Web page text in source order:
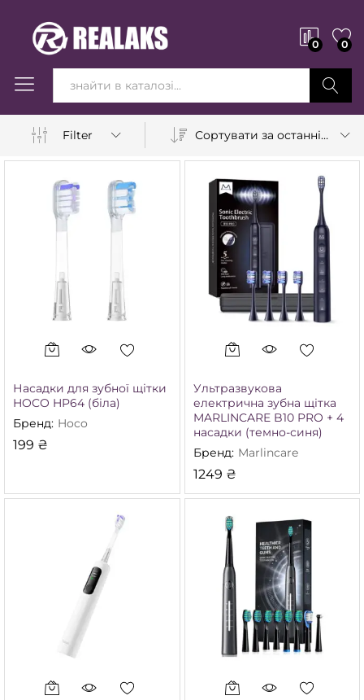
0 0
Вперед!
Filter
Сортувати за останніми
Насадки для зубної щітки
HOCO HP64 (біла)
Бренд: Hoco
199 ₴
Ультразвукова
електрична зубна щітка
MARLINCARE B10 PRO + 4
насадки (темно-синя)
Бренд: Marlincare
1249 ₴